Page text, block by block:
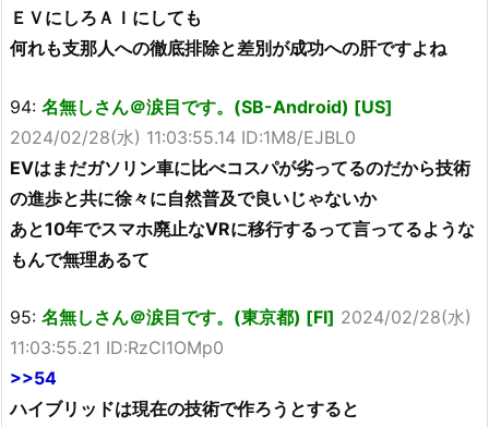
ＥＶにしろＡＩにしても
何れも支那人への徹底排除と差別が成功への肝ですよね
94: 名無しさん＠涙目です。(SB-Android) [US]
2024/02/28(水) 11:03:55.14 ID:1M8/EJBL0
EVはまだガソリン車に比べコスパが劣ってるのだから技術
の進歩と共に徐々に自然普及で良いじゃないか
あと10年でスマホ廃止なVRに移行するって言ってるような
もんで無理あるて
95: 名無しさん＠涙目です。(東京都) [FI] 2024/02/28(水)
11:03:55.21 ID:RzCl1OMp0
>>54
ハイブリッドは現在の技術で作ろうとすると